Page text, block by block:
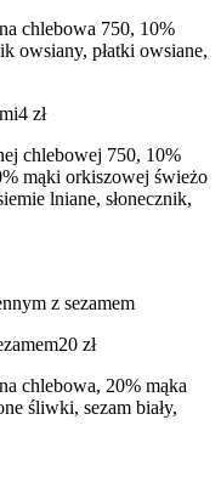
chlebowa 750, 10%
owsiany, płatki owsiane,
4 zł
chlebowej 750, 10%
mąki orkiszowej świeżo
lniane, słonecznik,
z sezamem
20 zł
chlebowa, 20% mąka
śliwki, sezam biały,